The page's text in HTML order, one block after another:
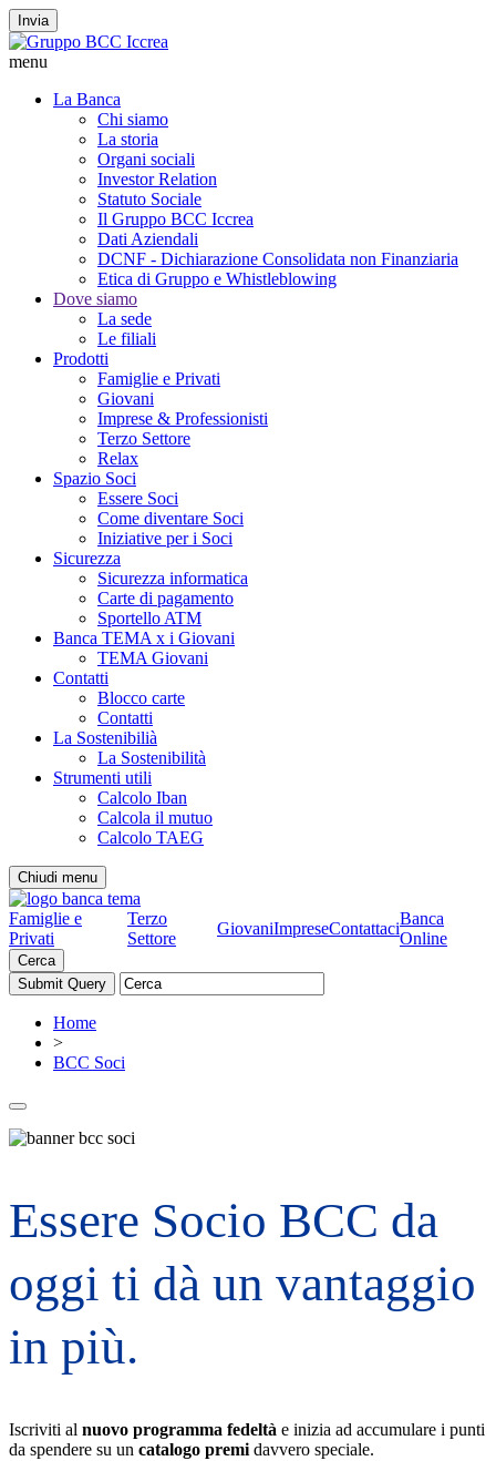
Invia
menu
La Banca
Chi siamo
La storia
Organi sociali
Investor Relation
Statuto Sociale
Il Gruppo BCC Iccrea
Dati Aziendali
DCNF - Dichiarazione Consolidata non Finanziaria
Etica di Gruppo e Whistleblowing
Dove siamo
La sede
Le filiali
Prodotti
Famiglie e Privati
Giovani
Imprese & Professionisti
Terzo Settore
Relax
Spazio Soci
Essere Soci
Come diventare Soci
Iniziative per i Soci
Sicurezza
Sicurezza informatica
Carte di pagamento
Sportello ATM
Banca TEMA x i Giovani
TEMA Giovani
Contatti
Blocco carte
Contatti
La Sostenibilià
La Sostenibilità
Strumenti utili
Calcolo Iban
Calcola il mutuo
Calcolo TAEG
Chiudi menu
Famiglie e
Privati
Terzo
Settore
GiovaniImpreseContattaci
Banca
Online
Cerca
Home
>
BCC Soci
Essere Socio BCC da
oggi ti dà un vantaggio
in più.
Iscriviti al nuovo programma fedeltà e inizia ad accumulare i punti
da spendere su un catalogo premi davvero speciale.